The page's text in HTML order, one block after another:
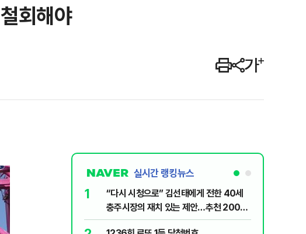
회해야
실시간 랭킹뉴스
1
“다시 시청으로” 김선태에게 전한 40세
충주시장의 재치 있는 제안…추천 2000
개